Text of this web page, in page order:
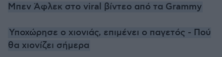
Μπεν Άφλεκ στo viral βίντεο από τα Grammy
Υποχώρησε ο χιονιάς, επιμένει ο παγετός - Πού
θα χιονίζει σήμερα